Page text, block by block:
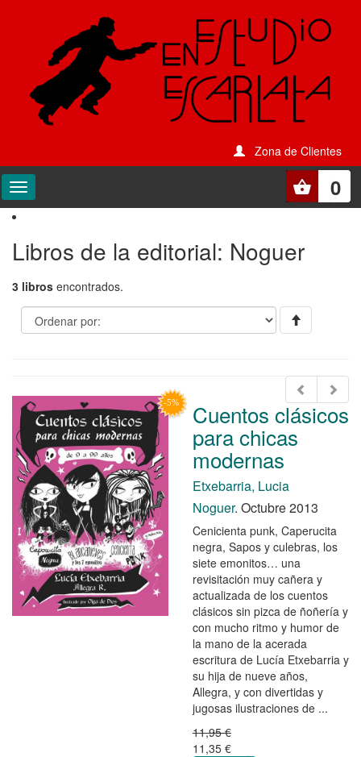
Zona de Clientes
0
Libros de la editorial: Noguer
3 libros encontrados.
Cuentos clásicos
para chicas
modernas
Etxebarria, Lucia
Noguer. Octubre 2013
Cenicienta punk, Caperucita
negra, Sapos y culebras, los
siete emonitos… una
revisitación muy cañera y
actualizada de los cuentos
clásicos sin pizca de ñoñería y
con mucho ritmo y humor de
la mano de la acerada
escritura de Lucía Etxebarria y
su hija de nueve años,
Allegra, y con divertidas y
jugosas ilustraciones de ...
11,95 €
11,35 €